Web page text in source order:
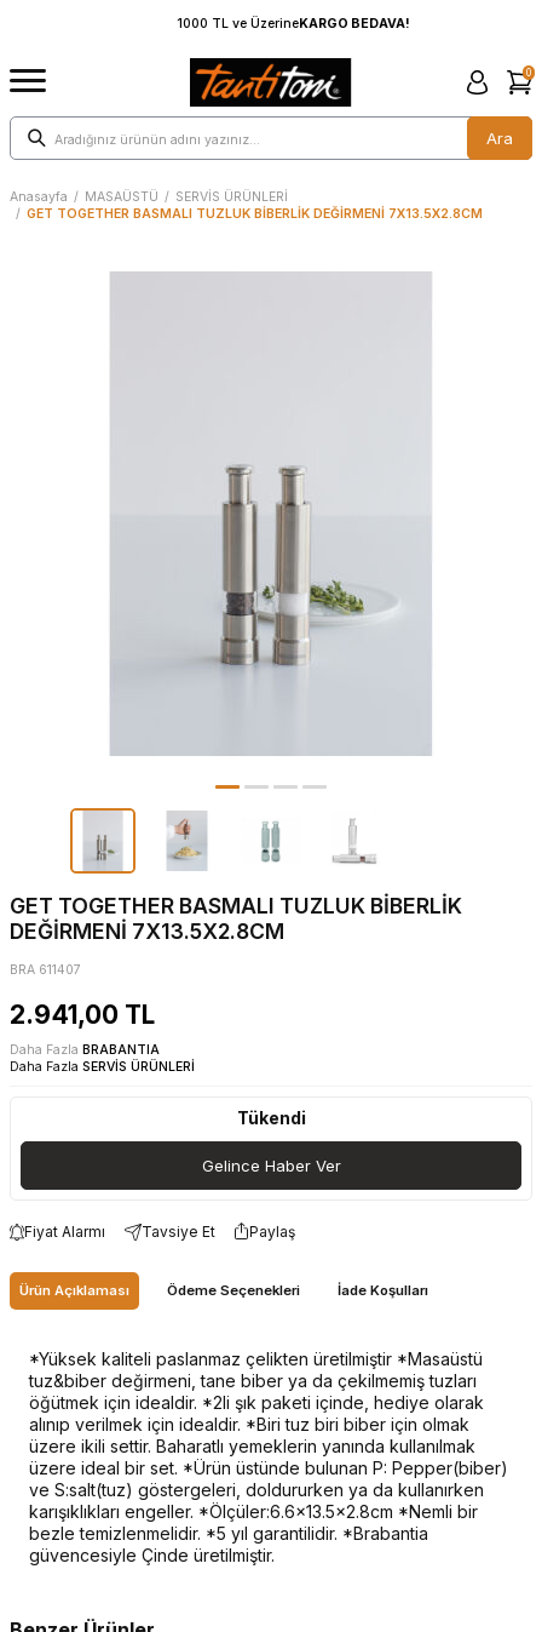
1000 TL ve ÜzerineKARGO BEDAVA!
Ara
0
Anasayfa / MASAÜSTÜ / SERVİS ÜRÜNLERİ
/ GET TOGETHER BASMALI TUZLUK BİBERLİK DEĞİRMENİ 7X13.5X2.8CM
GET TOGETHER BASMALI TUZLUK BİBERLİK
DEĞİRMENİ 7X13.5X2.8CM
BRA 611407
2.941,00 TL
Daha Fazla BRABANTIA
Daha Fazla SERVİS ÜRÜNLERİ
Tükendi
Gelince Haber Ver
Fiyat Alarmı Tavsiye Et Paylaş
Ürün Açıklaması Ödeme Seçenekleri İade Koşulları
*Yüksek kaliteli paslanmaz çelikten üretilmiştir *Masaüstü
tuz&biber değirmeni, tane biber ya da çekilmemiş tuzları
öğütmek için idealdir. *2li şık paketi içinde, hediye olarak
alınıp verilmek için idealdir. *Biri tuz biri biber için olmak
üzere ikili settir. Baharatlı yemeklerin yanında kullanılmak
üzere ideal bir set. *Ürün üstünde bulunan P: Pepper(biber)
ve S:salt(tuz) göstergeleri, doldururken ya da kullanırken
karışıklıkları engeller. *Ölçüler:6.6x13.5x2.8cm *Nemli bir
bezle temizlenmelidir. *5 yıl garantilidir. *Brabantia
güvencesiyle Çinde üretilmiştir.